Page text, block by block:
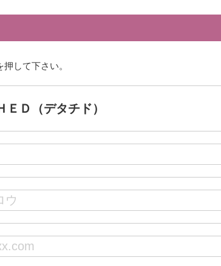
して下さい。
ＥＤ（デタチド）